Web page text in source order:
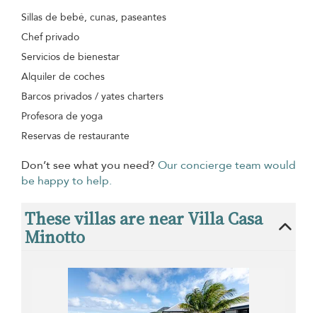
Sillas de bebé, cunas, paseantes
Chef privado
Servicios de bienestar
Alquiler de coches
Barcos privados / yates charters
Profesora de yoga
Reservas de restaurante
Don’t see what you need? Our concierge team would
be happy to help.
These villas are near Villa Casa
Minotto